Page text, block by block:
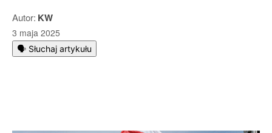
Autor: KW
3 maja 2025
🗣️ Słuchaj artykułu